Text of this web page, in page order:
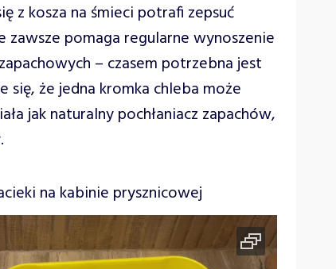
z kosza na śmieci potrafi zepsuć
zawsze pomaga regularne wynoszenie
– czasem potrzebna jest
się, że jedna kromka chleba może
jak naturalny pochłaniacz zapachów,
na kabinie prysznicowej